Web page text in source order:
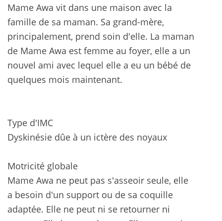
Mame Awa vit dans une maison avec la
famille de sa maman. Sa grand-mère,
principalement, prend soin d'elle. La maman
de Mame Awa est femme au foyer, elle a un
nouvel ami avec lequel elle a eu un bébé de
quelques mois maintenant.
Type d'IMC
Dyskinésie dûe à un ictère des noyaux
Motricité globale
Mame Awa ne peut pas s'asseoir seule, elle
a besoin d'un support ou de sa coquille
adaptée. Elle ne peut ni se retourner ni